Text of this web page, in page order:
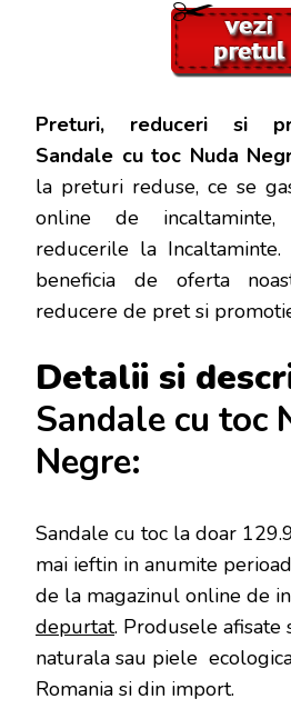
Preturi, reduceri si
Sandale cu toc Nuda
la preturi reduse, ce se
online de
reducerile la
beneficia de oferta
reducere de pret si
Detalii si
Sandale cu toc
Negre:
Sandale cu toc la doar
mai ieftin in anumite
de la magazinul online de
depurtat. Produsele
naturala sau piele
Romania si din import.